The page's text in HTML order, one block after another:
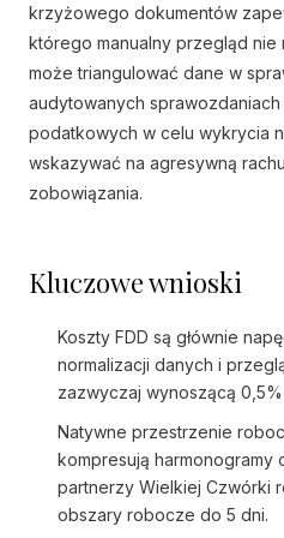
krzyżowego dokumentów
którego manualny przegląd nie
może triangulować dane w
audytowanych
podatkowych w celu wykrycia
wskazywać na agresywną
zobowiązania.
Kluczowe wnioski
Koszty FDD są głównie
normalizacji danych i
zazwyczaj wynoszącą
Natywne przestrzenie
kompresują
partnerzy Wielkiej Czwórki
obszary robocze do 5 dni.